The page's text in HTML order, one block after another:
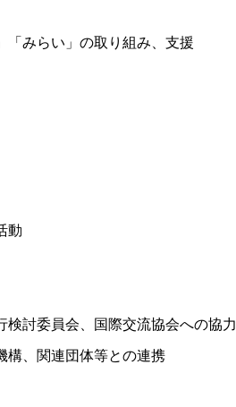
「みらい」の取り組み、支援
動
検討委員会、国際交流協会への協力
構、関連団体等との連携